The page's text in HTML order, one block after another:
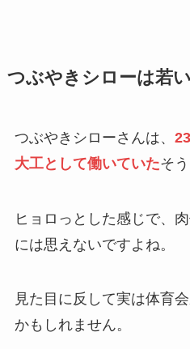
つぶやきシローは若
つぶやきシローさんは、
大工として働いていたそう
ヒョロっとした感じで、
には思えないですよね。
見た目に反して実は体育
かもしれません。